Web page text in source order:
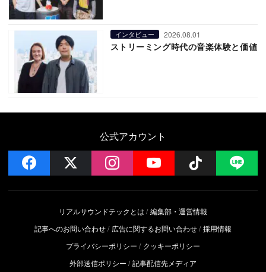
インタビュー 2026.08.01
ストリーミング時代の音楽体験と価値
公式アカウント
facebook instagramYouTube Follow
リアルサウンドテックとは
編集部・運営情報
記事へのお問い合わせ
広告に関するお問い合わせ 採用情報
プライバシーポリシー
クッキーポリシー
外部送信ポリシー
記事配信先メディア